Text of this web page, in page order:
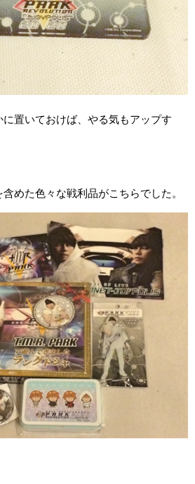
置いておけば、やる気もアップす
めた色々な戦利品がこちらでした。